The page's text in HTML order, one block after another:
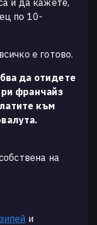
по 10-
е готово.
да отидете
франчайз
към
на
и